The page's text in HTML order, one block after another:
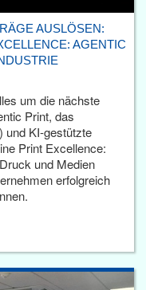
AUSLÖSEN:
AGENTIC
um die nächste
Print, das
und KI-gestützte
Print Excellence:
und Medien
erfolgreich